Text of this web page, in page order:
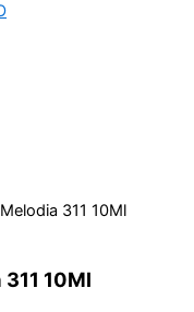
311 10Ml
10Ml